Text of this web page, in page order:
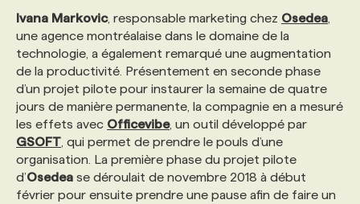
Ivana Markovic, responsable marketing chez Osedea
une agence montréalaise dans le domaine de la
technologie, a également remarqué une augmentation
de la productivité. Présentement en seconde phase
d’un projet pilote pour instaurer la semaine de quatre
jours de manière permanente, la compagnie en a mesuré
les effets avec Officevibe, un outil développé par
GSOFT , qui permet de prendre le pouls d’une
organisation. La première phase du projet pilote
d’Osedea se déroulait de novembre 2018 à début
février pour ensuite prendre une pause afin de faire un